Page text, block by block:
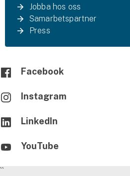
Jobba hos oss
Samarbetspartner
Press
Facebook
Instagram
LinkedIn
YouTube
``